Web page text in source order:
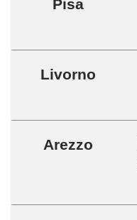
Pisa
Livorno
Arezzo